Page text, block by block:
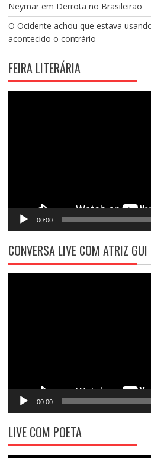
Neymar em Derrota no Brasileirão
O Ocidente achou que estava
acontecido o contrário
FEIRA LITERÁRIA
00:00
CONVERSA LIVE COM ATRIZ GUI
00:00
LIVE COM POETA